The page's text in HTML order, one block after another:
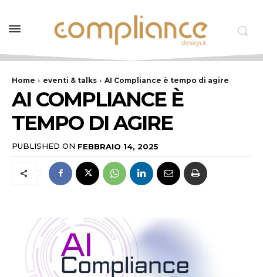
Home eventi & talks AI Compliance è tempo di agire
AI COMPLIANCE È
TEMPO DI AGIRE
PUBLISHED ON FEBBRAIO 14, 2025